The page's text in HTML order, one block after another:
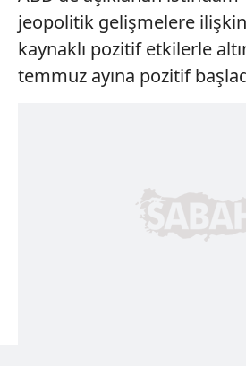
jeopolitik gelişmelere
kaynaklı pozitif etkilerle
temmuz ayına pozitif